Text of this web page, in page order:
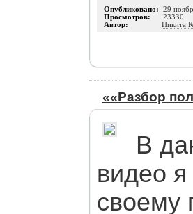
Опубликовано: 29
Просмотров: 23330
Автор: Никита
««Разбор
В
видео я
своему